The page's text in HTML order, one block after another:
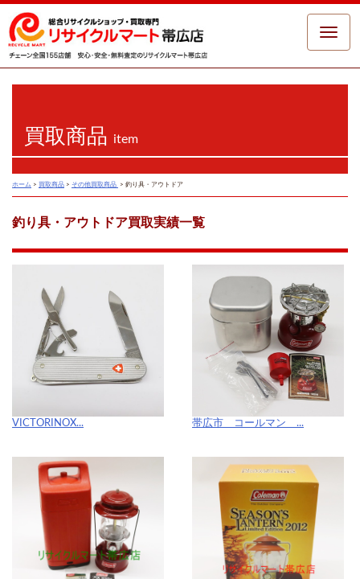
Toggle
買取商品 item
ホーム > 買取商品 > その他買取商品 > 釣り具・アウトドア
釣り具・アウトドア買取実績一覧
VICTORINOX... 帯広市 コールマン ...